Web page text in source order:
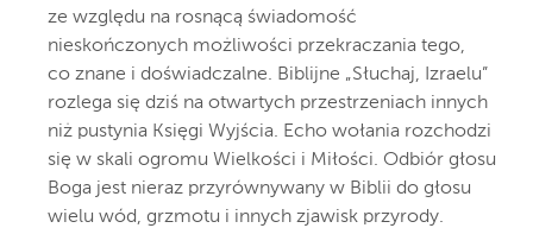
ze względu na rosnącą świadomość
nieskończonych możliwości przekraczania tego,
co znane i doświadczalne. Biblijne „Słuchaj, Izraelu”
rozlega się dziś na otwartych przestrzeniach innych
niż pustynia Księgi Wyjścia. Echo wołania rozchodzi
się w skali ogromu Wielkości i Miłości. Odbiór głosu
Boga jest nieraz przyrównywany w Biblii do głosu
wielu wód, grzmotu i innych zjawisk przyrody.